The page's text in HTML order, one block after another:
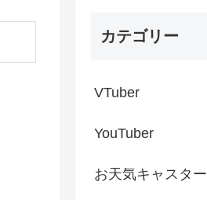
カテゴリー
VTuber
YouTuber
お天気キャスター